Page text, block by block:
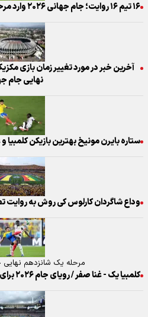
۱۶ تیم ۱۶ روایت؛ جام جهانی ۲۰۲۶ وارد مرحله بی‌رحم جزئیات شد
آخرین خبر در مورد تغییر زمان بازی
نهایی جام
ستاره بایرن مونیخ بهترین بازیکن کلمبیا
وداع شاگردان کارلوس کی روش به روایت
مرحله یک شانزدهم نهایی
کلمبیا یک - غنا صفر / رویای جام ۲۰۲۶ برای کی روش به پایان رسید